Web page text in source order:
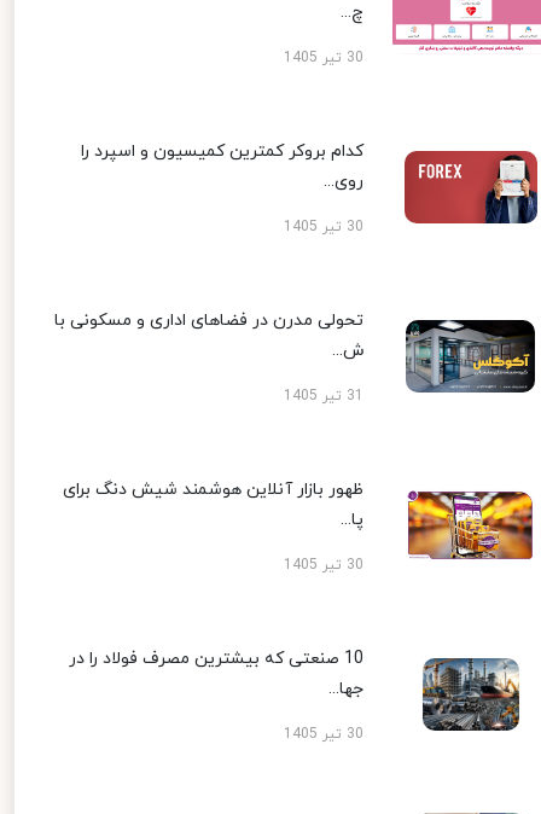
چ...
30 تیر 1405
کدام بروکر کمترین کمیسیون و اسپرد را
روی...
30 تیر 1405
تحولی مدرن در فضاهای اداری و مسکونی با
ش...
ظهور بازار آنلاین هوشمند شیش دنگ برای
پا...
30 تیر 1405
10 صنعتی که بیشترین مصرف فولاد را در
جها...
30 تیر 1405